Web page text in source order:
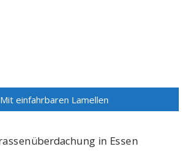
Mit einfahrbaren Lamellen